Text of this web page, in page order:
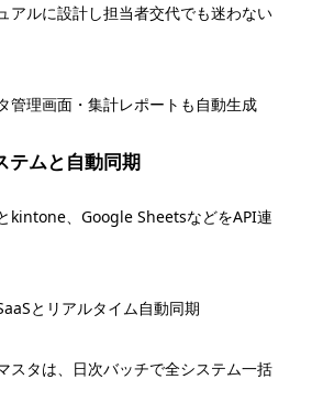
アルに設計し担当者交代でも迷わない
管理画面・集計レポートも自動生成
テムと自動同期
kintone、Google SheetsなどをAPI連
とリアルタイム自動同期
スタは、日次バッチで全システム一括